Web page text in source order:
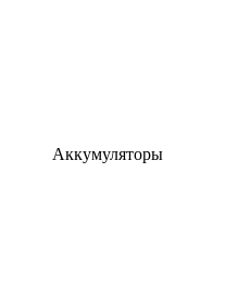
Аккумуляторы